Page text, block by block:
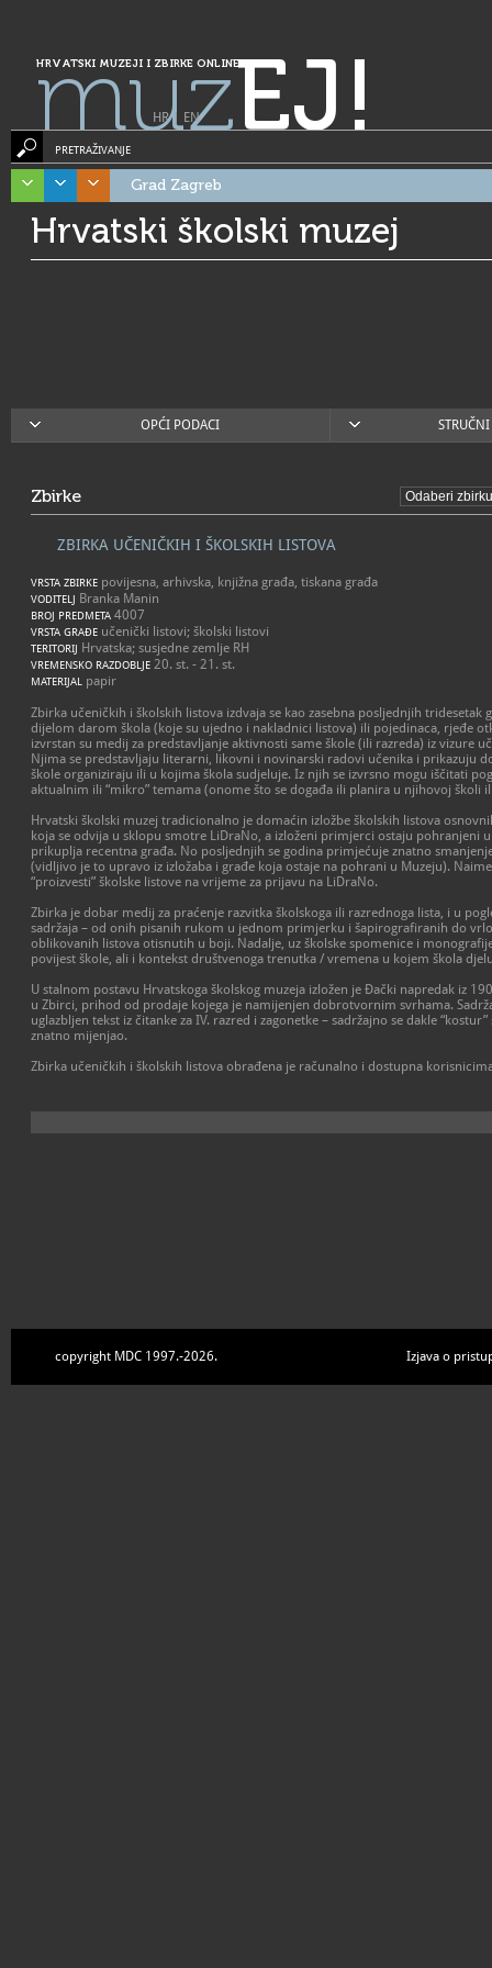
HRVATSKI MUZEJI I ZBIRKE ONLINE
muzEJ!
HR| EN
PRETRAŽIVANJE
Grad Zagreb
Hrvatski školski muzej
OPĆI PODACI
Zbirke
ZBIRKA UČENIČKIH I ŠKOLSKIH LISTOVA
VRSTA ZBIRKE povijesna, arhivska, knjižna građa, tiskana građa
VODITELJ Branka Manin
BROJ PREDMETA 4007
VRSTA GRAĐE učenički listovi; školski listovi
TERITORIJ Hrvatska; susjedne zemlje RH
VREMENSKO RAZDOBLJE 20. st. - 21. st.
MATERIJAL papir
Zbirka učeničkih i školskih listova izdvaja se kao zasebna posljednjih tridesetak
dijelom darom škola (koje su ujedno i nakladnici listova) ili pojedinaca, rjeđe
izvrstan su medij za predstavljanje aktivnosti same škole (ili razreda) iz vizure
Njima se predstavljaju literarni, likovni i novinarski radovi učenika i prikazuju
škole organiziraju ili u kojima škola sudjeluje. Iz njih se izvrsno mogu iščitati
aktualnim ili “mikro” temama (onome što se događa ili planira u njihovoj školi
Hrvatski školski muzej tradicionalno je domaćin izložbe školskih listova
koja se odvija u sklopu smotre LiDraNo, a izloženi primjerci ostaju pohranjeni
prikuplja recentna građa. No posljednjih se godina primjećuje znatno
(vidljivo je to upravo iz izložaba i građe koja ostaje na pohrani u Muzeju).
“proizvesti” školske listove na vrijeme za prijavu na LiDraNo.
Zbirka je dobar medij za praćenje razvitka školskoga ili razrednoga lista, i u
sadržaja – od onih pisanih rukom u jednom primjerku i šapirografiranih do
oblikovanih listova otisnutih u boji. Nadalje, uz školske spomenice i
povijest škole, ali i kontekst društvenoga trenutka / vremena u kojem škola
U stalnom postavu Hrvatskoga školskog muzeja izložen je Đački napredak iz
u Zbirci, prihod od prodaje kojega je namijenjen dobrotvornim svrhama.
uglazbljen tekst iz čitanke za IV. razred i zagonetke – sadržajno se dakle
znatno mijenjao.
Zbirka učeničkih i školskih listova obrađena je računalno i dostupna
copyright MDC 1997.-2026. Izjava o